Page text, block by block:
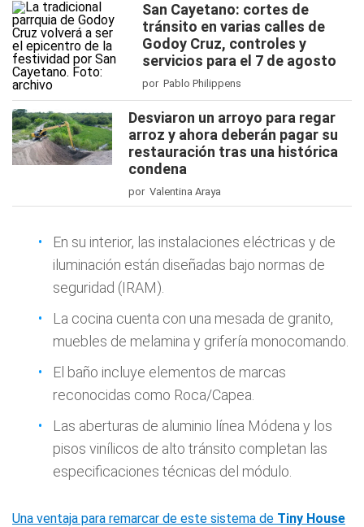
San Cayetano: cortes de
tránsito en varias calles de
Godoy Cruz, controles y
servicios para el 7 de agosto
por Pablo Philippens
Desviaron un arroyo para regar
arroz y ahora deberán pagar su
restauración tras una histórica
condena
por Valentina Araya
En su interior, las instalaciones eléctricas y de
iluminación están diseñadas bajo normas de
seguridad (IRAM).
La cocina cuenta con una mesada de granito,
muebles de melamina y grifería monocomando.
El baño incluye elementos de marcas
reconocidas como Roca/Capea.
Las aberturas de aluminio línea Módena y los
pisos vinílicos de alto tránsito completan las
especificaciones técnicas del módulo.
Una ventaja para remarcar de este sistema de Tiny House